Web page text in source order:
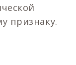
признаку.